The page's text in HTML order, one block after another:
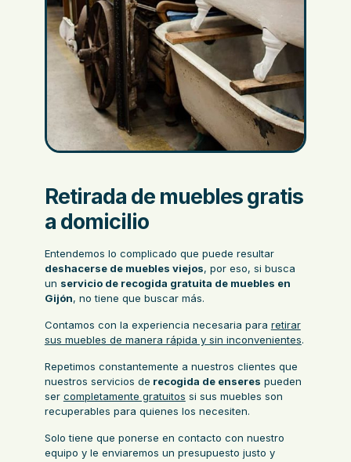
Retirada de muebles gratis
a domicilio
Entendemos lo complicado que puede resultar
deshacerse de muebles viejos, por eso, si busca
un servicio de recogida gratuita de muebles en
Gijón, no tiene que buscar más.
Contamos con la experiencia necesaria para retirar
sus muebles de manera rápida y sin inconvenientes.
Repetimos constantemente a nuestros clientes que
nuestros servicios de recogida de enseres pueden
ser completamente gratuitos si sus muebles son
recuperables para quienes los necesiten.
Solo tiene que ponerse en contacto con nuestro
equipo y le enviaremos un presupuesto justo y